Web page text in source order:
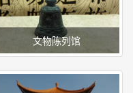
文物陈列馆
1978年－1982年，由国家文物
文物陈列馆